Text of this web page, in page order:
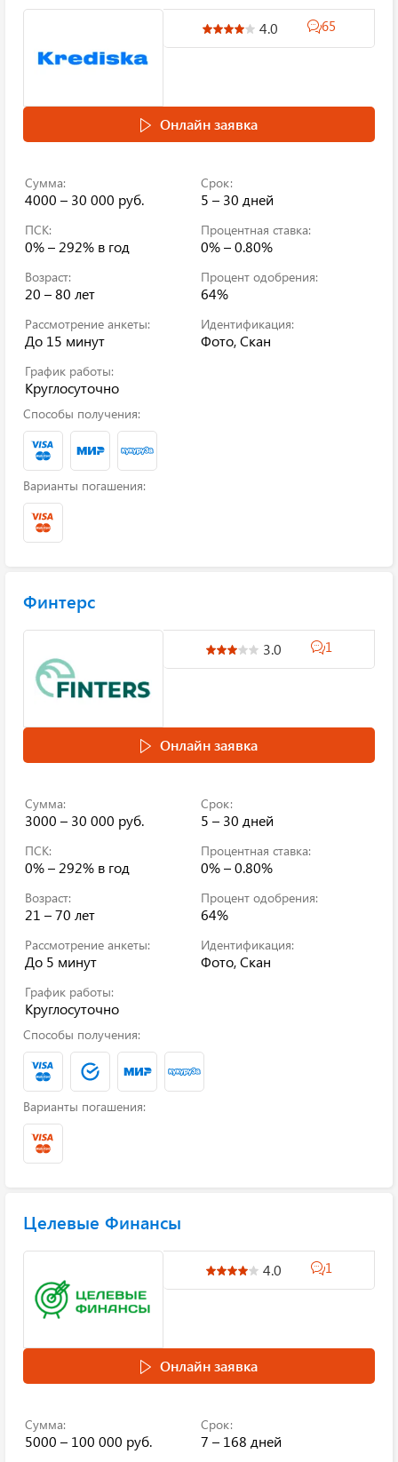
4.0 65
Онлайн заявка
Сумма:
4000 – 30 000 руб.
Срок:
5 – 30 дней
ПСК:
0% – 292% в год
Процентная ставка:
0% – 0.80%
Возраст:
20 – 80 лет
Процент одобрения:
64%
Рассмотрение анкеты:
До 15 минут
Идентификация:
Фото, Скан
График работы:
Круглосуточно
Способы получения:
Варианты погашения:
Финтерс
3.0 1
Онлайн заявка
Сумма:
3000 – 30 000 руб.
Срок:
5 – 30 дней
ПСК:
0% – 292% в год
Процентная ставка:
0% – 0.80%
Возраст:
21 – 70 лет
Процент одобрения:
64%
Рассмотрение анкеты:
До 5 минут
Идентификация:
Фото, Скан
График работы:
Круглосуточно
Способы получения:
Варианты погашения:
Целевые Финансы
4.0 1
Онлайн заявка
Сумма:
5000 – 100 000 руб.
Срок:
7 – 168 дней